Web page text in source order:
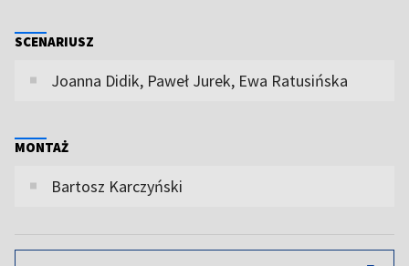
SCENARIUSZ
Joanna Didik, Paweł Jurek, Ewa Ratusińska
MONTAŻ
Bartosz Karczyński